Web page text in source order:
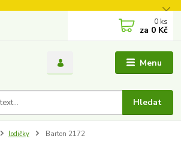
Menu
Hledat
0 ks
za 0 Kč
lodičky Barton 2172